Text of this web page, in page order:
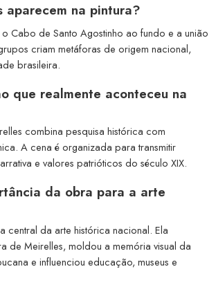
aparecem na pintura?
Cabo de Santo Agostinho ao fundo e a união
criam metáforas de origem nacional,
brasileira.
que realmente aconteceu na
combina pesquisa histórica com
A cena é organizada para transmitir
e valores patrióticos do século XIX.
da obra para a arte
central da arte histórica nacional. Ela
de Meirelles, moldou a memória visual da
e influenciou educação, museus e